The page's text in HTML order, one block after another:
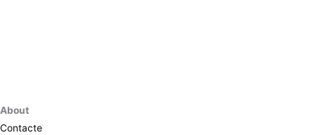
About
Contacte